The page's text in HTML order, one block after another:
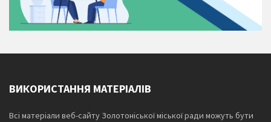
ВИКОРИСТАННЯ МАТЕРІАЛІВ
Всі матеріали веб-сайту Золотоніської міської ради можуть бути